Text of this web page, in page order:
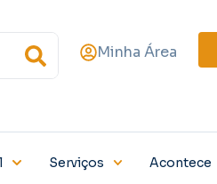
Minha Área
Serviços Acontece